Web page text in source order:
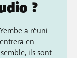
?
a réuni
en
ils sont